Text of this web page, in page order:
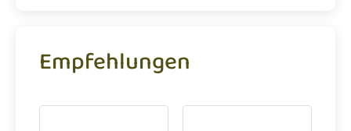
Empfehlungen